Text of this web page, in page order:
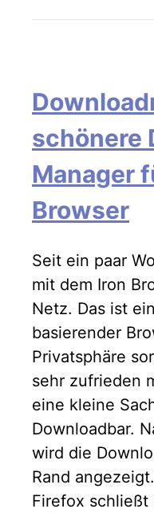
schönere
Manager
Browser
Seit ein paar
mit dem Iron
Netz. Das ist
basierender
Privatsphäre
sehr zufrieden
eine kleine
Downloadbar.
wird die
Rand
Firefox